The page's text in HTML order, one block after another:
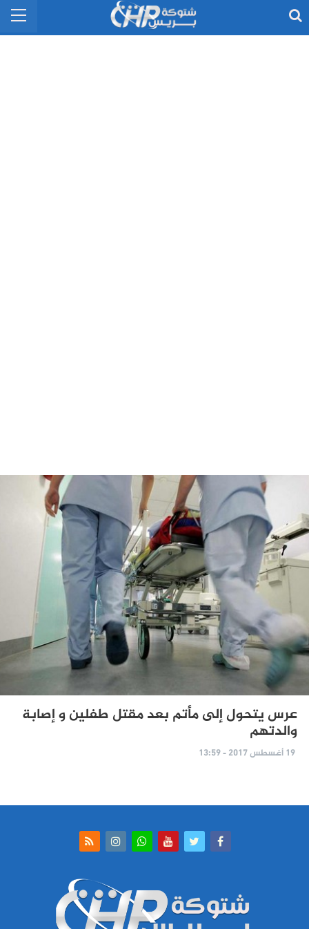
عرس يتحول إلى مأتم بعد مقتل طفلين و إصابة
والدتهم
19 أغسطس 2017 - 13:59